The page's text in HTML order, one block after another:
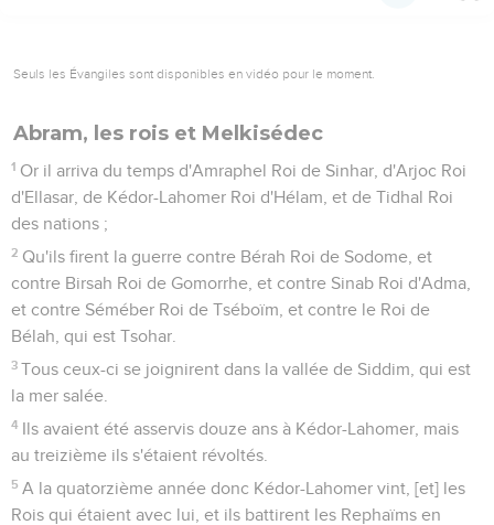
Seuls les Évangiles sont disponibles en vidéo pour le moment.
Abram, les rois et Melkisédec
1 Or il arriva du temps d'Amraphel Roi de Sinhar, d'Arjoc Roi
d'Ellasar, de Kédor-Lahomer Roi d'Hélam, et de Tidhal Roi
des nations ;
2 Qu'ils firent la guerre contre Bérah Roi de Sodome, et
contre Birsah Roi de Gomorrhe, et contre Sinab Roi d'Adma,
et contre Séméber Roi de Tséboïm, et contre le Roi de
Bélah, qui est Tsohar.
3 Tous ceux-ci se joignirent dans la vallée de Siddim, qui est
la mer salée.
4 Ils avaient été asservis douze ans à Kédor-Lahomer, mais
au treizième ils s'étaient révoltés.
5 A la quatorzième année donc Kédor-Lahomer vint, [et] les
Rois qui étaient avec lui, et ils battirent les Rephaïms en